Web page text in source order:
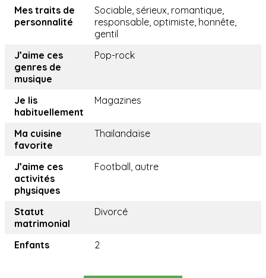
Mes traits de
personnalité
Sociable, sérieux, romantique,
responsable, optimiste, honnête,
gentil
J’aime ces
genres de
musique
Pop-rock
Je lis
habituellement
Magazines
Ma cuisine
favorite
Thailandaïse
J’aime ces
activités
physiques
Football, autre
Statut
matrimonial
Divorcé
Enfants 2